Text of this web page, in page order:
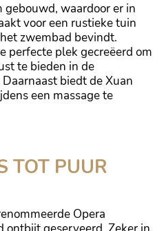
waardoor er in
voor een rustieke tuin
zwembad bevindt.
perfecte plek gecreëerd om
te bieden in de
biedt de Xuan
een massage te
TOT PUUR
Opera